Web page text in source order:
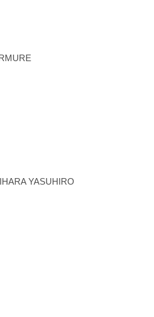
YASUHIRO